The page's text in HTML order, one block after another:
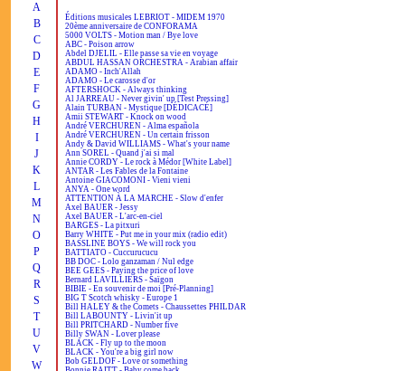
A
B
C
D
E
F
G
H
I
J
K
L
M
N
O
P
Q
R
S
T
U
V
W
Éditions musicales LEBRIOT - MIDEM 1970
20ème anniversaire de CONFORAMA
5000 VOLTS - Motion man / Bye love
ABC - Poison arrow
Abdel DJELIL - Elle passe sa vie en voyage
ABDUL HASSAN ORCHESTRA - Arabian affair
ADAMO - Inch'Allah
ADAMO - Le carosse d'or
AFTERSHOCK - Always thinking
Al JARREAU - Never givin' up [Test Pressing]
Alain TURBAN - Mystique [DÉDICACÉ]
Amii STEWART - Knock on wood
André VERCHUREN - Alma española
André VERCHUREN - Un certain frisson
Andy & David WILLIAMS - What's your name
Ann SOREL - Quand j'ai si mal
Annie CORDY - Le rock à Médor [White Label]
ANTAR - Les Fables de la Fontaine
Antoine GIACOMONI - Vieni vieni
ANYA - One word
ATTENTION À LA MARCHE - Slow d'enfer
Axel BAUER - Jessy
Axel BAUER - L'arc-en-ciel
BARGES - La pitxuri
Barry WHITE - Put me in your mix (radio edit)
BASSLINE BOYS - We will rock you
BATTIATO - Cuccurucucu
BB DOC - Lolo ganzaman / Nul edge
BEE GEES - Paying the price of love
Bernard LAVILLIERS - Saïgon
BIBIE - En souvenir de moi [Pré-Planning]
BIG T Scotch whisky - Europe 1
Bill HALEY & the Comets - Chaussettes PHILDAR
Bill LABOUNTY - Livin'it up
Bill PRITCHARD - Number five
Billy SWAN - Lover please
BLACK - Fly up to the moon
BLACK - You're a big girl now
Bob GELDOF - Love or something